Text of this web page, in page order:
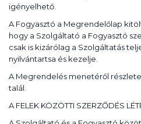
igényelhető.
A Fogyasztó a Megrendelőlap
hogy a Szolgáltató a Fogyasztó
csak is kizárólag a Szolgáltatás
nyilvántartsa és kezelje.
A Megrendelés menetéről
talál.
A FELEK KÖZÖTTI SZERZŐDÉS